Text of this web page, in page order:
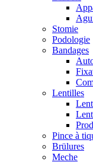
Stomie
Podologie
Bandages
Lentilles
Pince à
Brülures
Meche